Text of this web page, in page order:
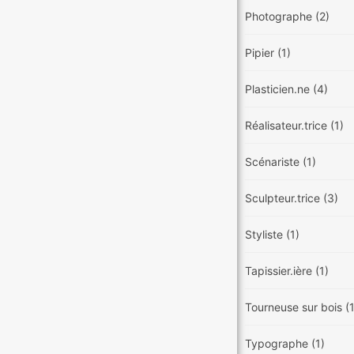
Photographe (2)
Pipier (1)
Plasticien.ne (4)
Réalisateur.trice (1)
Scénariste (1)
Sculpteur.trice (3)
Styliste (1)
Tapissier.ière (1)
Tourneuse sur bois
Typographe (1)